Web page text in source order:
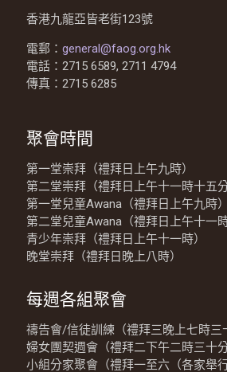
香港九龍亞皆老街123號
電郵： general@faog.org.hk
電話：2715 6589, 2711 4794
傳真：2715 6285
聚會時間
第一堂崇拜（禮拜日上午九時）
第二堂崇拜（禮拜日上午十一時十五分
第一堂兒童Awana（禮拜日上午九時）
第二堂兒童Awana（禮拜日上午十一時
青少年崇拜（禮拜日上午十一時）
晚堂崇拜（禮拜日晚上八時）
每週各組聚會
禱告會/信徒訓練（禮拜三晚上七時三
婦女團契週會（禮拜二下午二時三十分
小組分家聚會（禮拜一至六（各家舉行